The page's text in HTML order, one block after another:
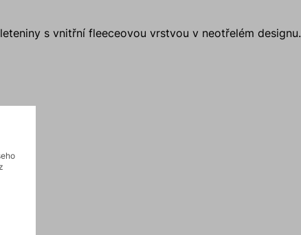
s vnitřní fleeceovou vrstvou v neotřelém designu.